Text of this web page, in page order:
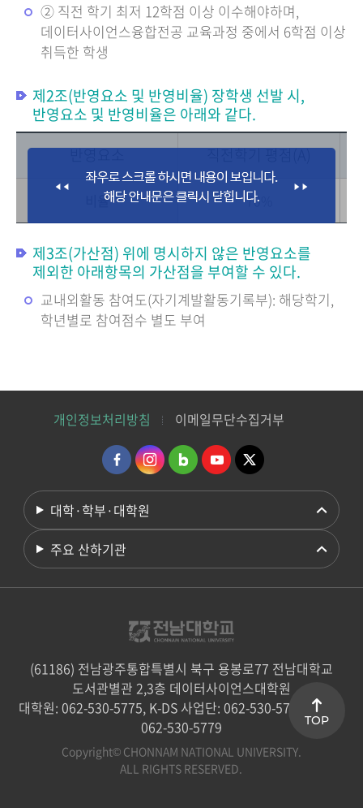
② 직전 학기 최저 12학점 이상 이수해야하며,
데이터사이언스융합전공 교육과정 중에서 6학점 이상
취득한 학생
제2조(반영요소 및 반영비율) 장학생 선발 시,
반영요소 및 반영비율은 아래와 같다.
반영요소
직전학기 평점(A)
비율 70%
제3조(가산점) 위에 명시하지 않은 반영요소를
제외한 아래항목의 가산점을 부여할 수 있다.
교내외활동 참여도(자기계발활동기록부): 해당학기,
학년별로 참여점수 별도 부여
개인정보처리방침 이메일무단수집거부
대학·학부·대학원
주요 산하기관
(61186) 전남광주통합특별시 북구 용봉로77 전남대학교
도서관별관 2,3층 데이터사이언스대학원
대학원: 062-530-5775, K-DS 사업단: 062-530-5774 / 팩스:
062-530-5779
Copyright© CHONNAM NATIONAL UNIVERSITY.
ALL RIGHTS RESERVED.
TOP